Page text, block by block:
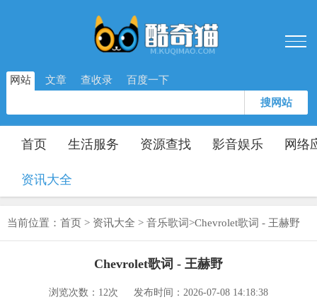
网站 文章 查收录 百度一下
搜网站
首页 生活服务 资源查找 影音娱乐 网络
资讯大全
当前位置： 首页 > 资讯大全 > 音乐歌词>Chevrolet歌词 - 王赫野
Chevrolet歌词 - 王赫野
浏览次数： 12次 发布时间：2026-07-08 14:18:38